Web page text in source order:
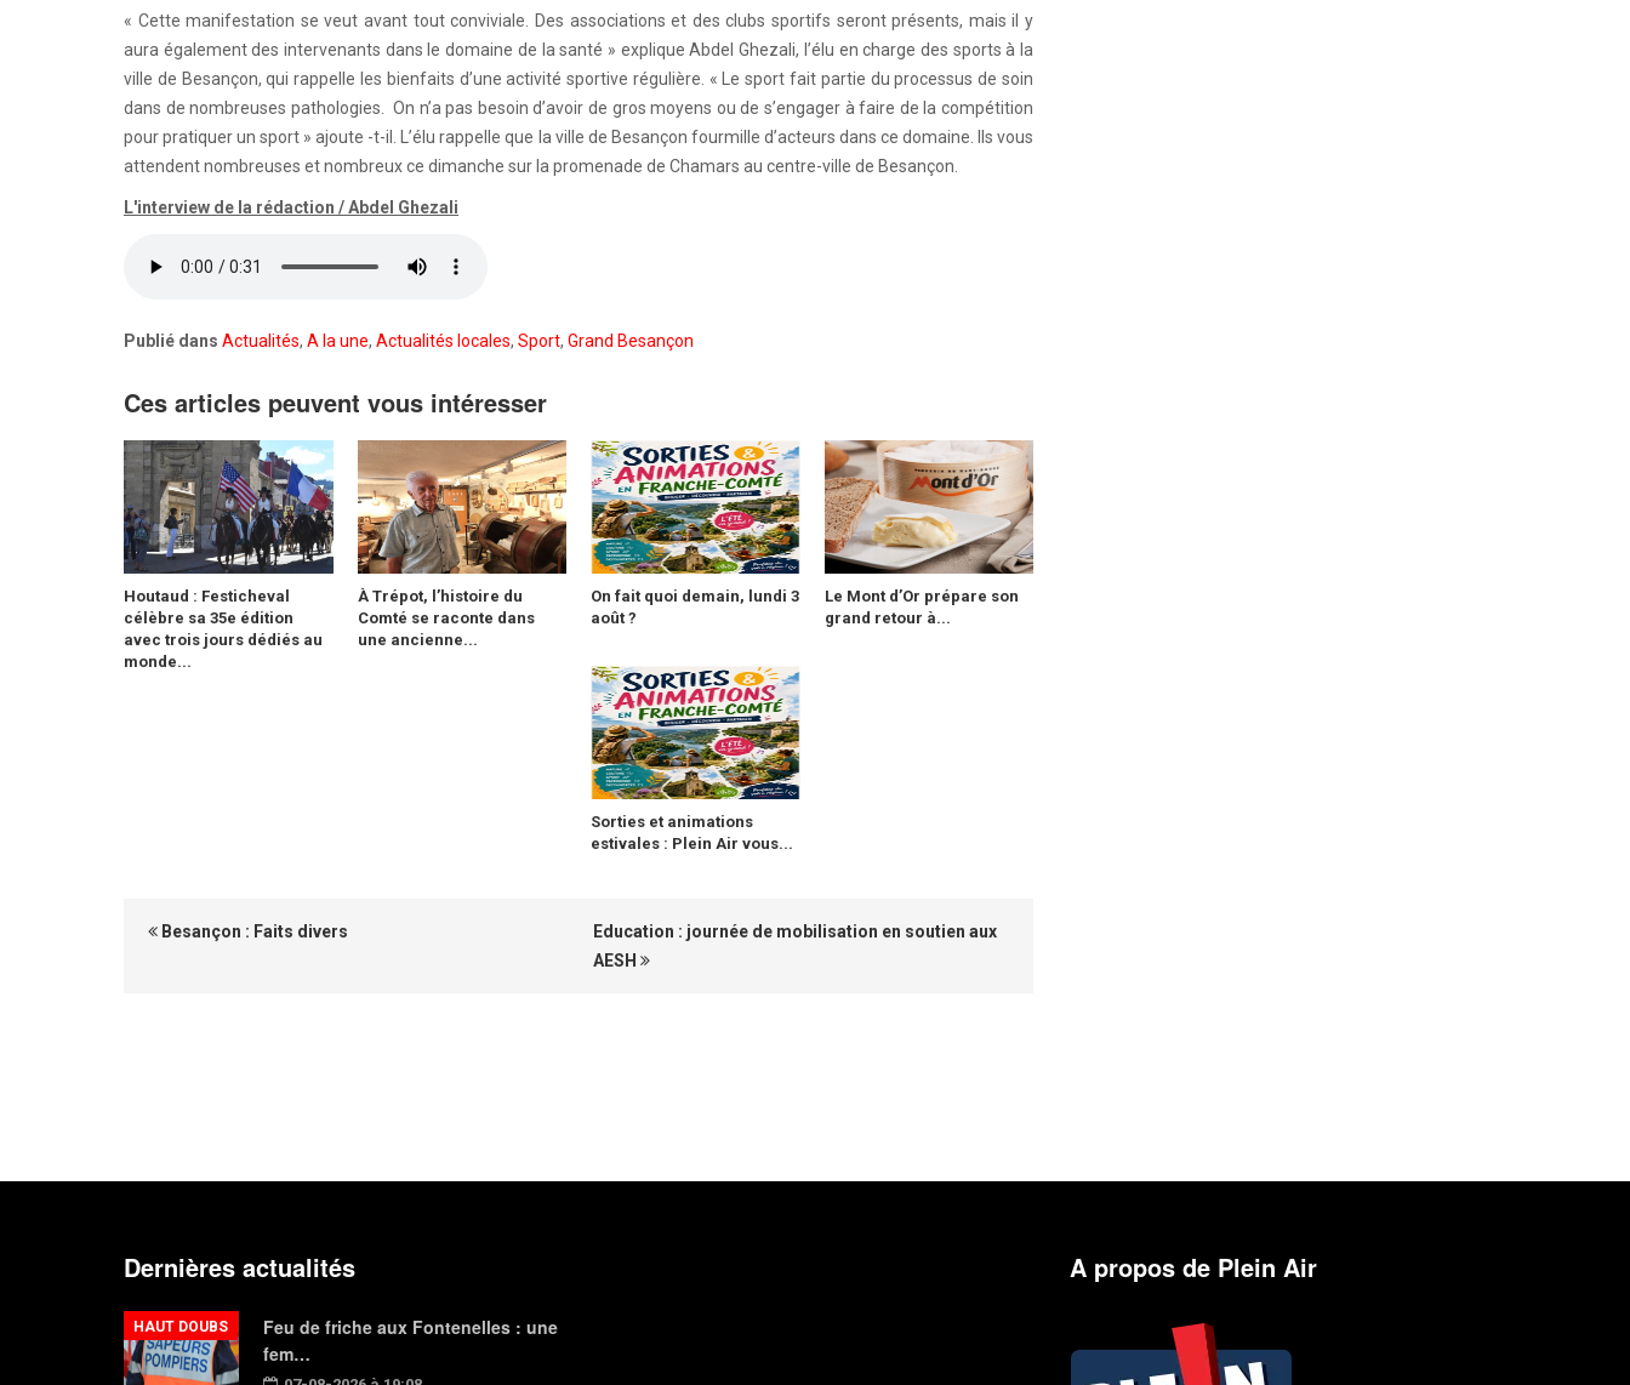
« Cette manifestation se veut avant tout conviviale. Des associations et des clubs sportifs seront présents, mais il y
aura également des intervenants dans le domaine de la santé » explique Abdel Ghezali, l’élu en charge des sports à la
ville de Besançon, qui rappelle les bienfaits d’une activité sportive régulière. « Le sport fait partie du processus de soin
dans de nombreuses pathologies. On n’a pas besoin d’avoir de gros moyens ou de s’engager à faire de la compétition
pour pratiquer un sport » ajoute -t-il. L’élu rappelle que la ville de Besançon fourmille d’acteurs dans ce domaine. Ils vous
attendent nombreuses et nombreux ce dimanche sur la promenade de Chamars au centre-ville de Besançon.
L'interview de la rédaction / Abdel Ghezali
Publié dans Actualités, A la une, Actualités locales, Sport, Grand Besançon
Ces articles peuvent vous intéresser
Houtaud : Festicheval
célèbre sa 35e édition
avec trois jours dédiés au
monde...
À Trépot, l’histoire du
Comté se raconte dans
une ancienne...
On fait quoi demain, lundi 3
août ?
Le Mont d’Or prépare son
grand retour à...
Sorties et animations
estivales : Plein Air vous...
Besançon : Faits divers
Education : journée de mobilisation en soutien aux
AESH
Dernières actualités
Feu de friche aux Fontenelles : une
fem…
HAUT DOUBS
A propos de Plein Air